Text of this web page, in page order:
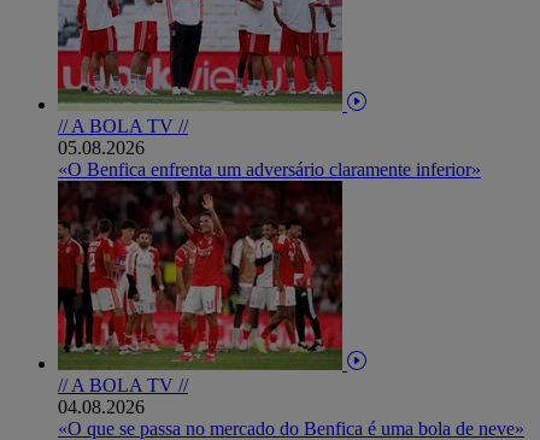
// A BOLA TV //
05.08.2026
«O Benfica enfrenta um adversário claramente inferior»
// A BOLA TV //
04.08.2026
«O que se passa no mercado do Benfica é uma bola de neve»